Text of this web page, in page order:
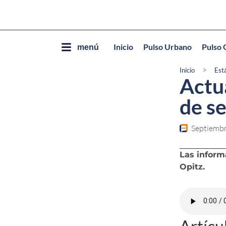
menú Inicio Pulso Urbano Pulso
Inicio >
de
Las
Opitz.